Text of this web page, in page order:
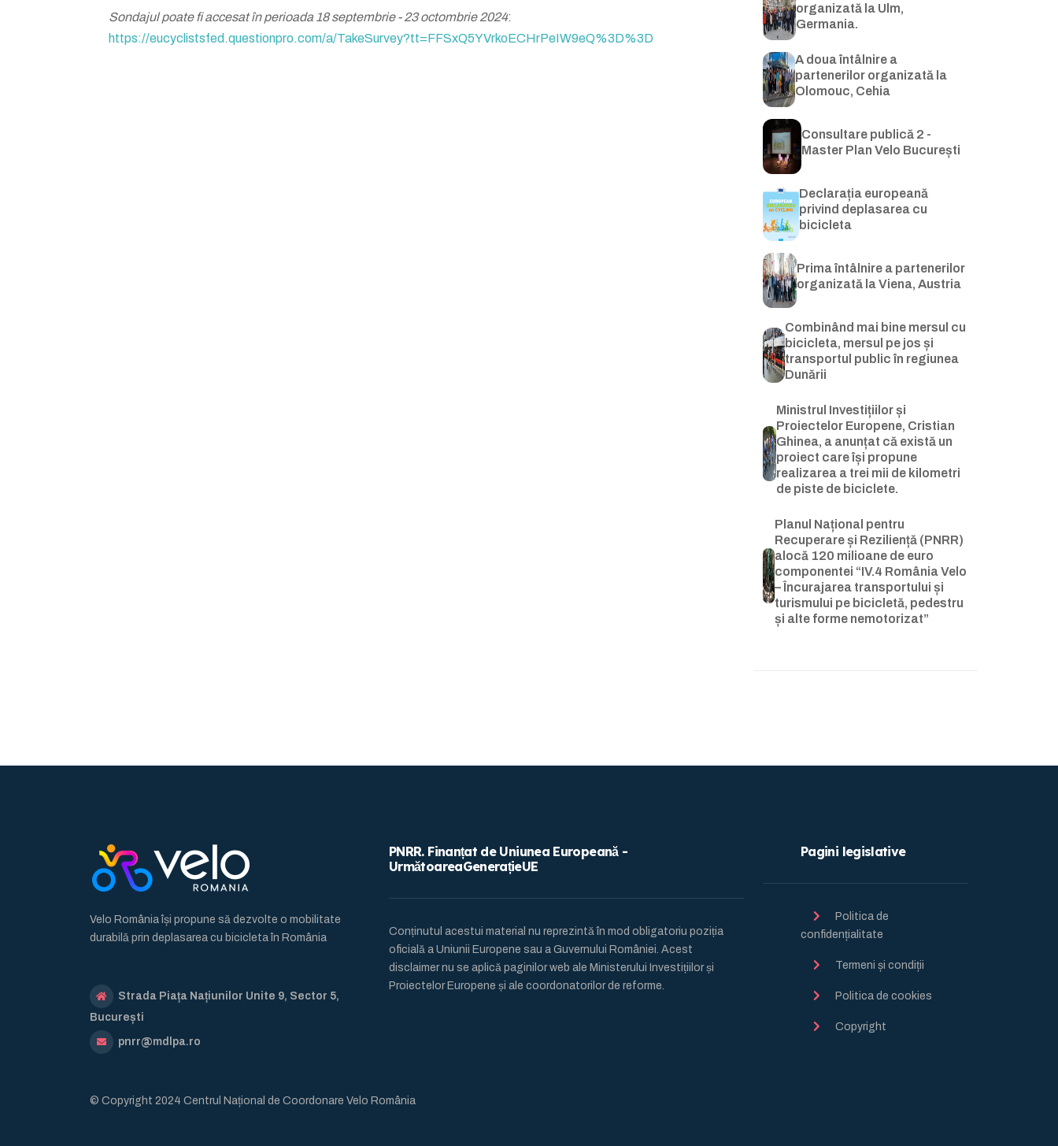
Sondajul poate fi accesat în perioada 18 septembrie - 23 octombrie 2024:
https://eucyclistsfed.questionpro.com/a/TakeSurvey?tt=FFSxQ5YVrkoECHrPeIW9eQ%3D%3D
organizată la Ulm,
Germania.
A doua întâlnire a
partenerilor organizată la
Olomouc, Cehia
Consultare publică 2 -
Master Plan Velo București
Declarația europeană
privind deplasarea cu
bicicleta
Prima întâlnire a partenerilor
organizată la Viena, Austria
Combinând mai bine mersul cu
bicicleta, mersul pe jos și
transportul public în regiunea
Dunării
Ministrul Investițiilor și
Proiectelor Europene, Cristian
Ghinea, a anunțat că există un
proiect care își propune
realizarea a trei mii de kilometri
de piste de biciclete.
Planul Național pentru
Recuperare și Reziliență (PNRR)
alocă 120 milioane de euro
componentei “IV.4 România Velo
– Încurajarea transportului și
turismului pe bicicletă, pedestru
și alte forme nemotorizat”
Velo România își propune să dezvolte o mobilitate
durabilă prin deplasarea cu bicicleta în România
Strada Piața Națiunilor Unite 9, Sector 5,
București
pnrr@mdlpa.ro
PNRR. Finanțat de Uniunea Europeană -
UrmătoareaGenerațieUE
Conținutul acestui material nu reprezintă în mod obligatoriu poziția
oficială a Uniunii Europene sau a Guvernului României. Acest
disclaimer nu se aplică paginilor web ale Ministerului Investițiilor și
Proiectelor Europene și ale coordonatorilor de reforme.
Pagini legislative
Politica de
confidențialitate
Termeni și condiții
Politica de cookies
Copyright
© Copyright 2024 Centrul Național de Coordonare Velo România